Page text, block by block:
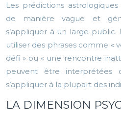
Les prédictions
de manière vague et
s’appliquer à un large
utiliser des phrases comme «
défi » ou « une rencontre
peuvent être interprétées
s’appliquer à la plupart des
LA DIMENSION